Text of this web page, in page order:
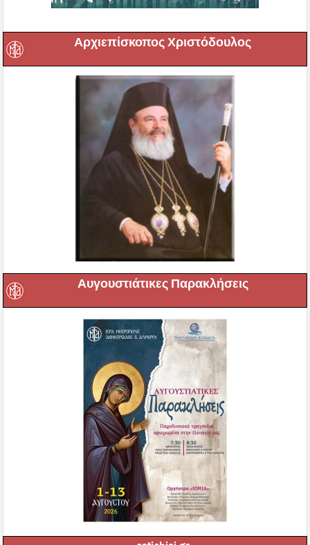
Αρχιεπίσκοπος Χριστόδουλος
Αυγουστιάτικες Παρακλήσεις